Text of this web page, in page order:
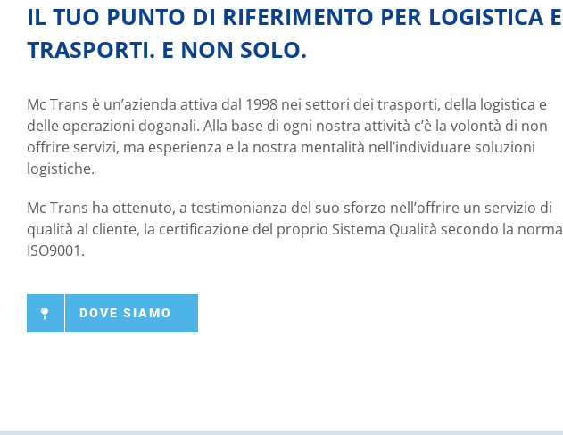
IL TUO PUNTO DI RIFERIMENTO PER LOGISTICA E
TRASPORTI. E NON SOLO.
Mc Trans è un’azienda attiva dal 1998 nei settori dei trasporti, della logistica e
delle operazioni doganali. Alla base di ogni nostra attività c’è la volontà di non
offrire servizi, ma esperienza e la nostra mentalità nell’individuare soluzioni
logistiche.
Mc Trans ha ottenuto, a testimonianza del suo sforzo nell’offrire un servizio di
qualità al cliente, la certificazione del proprio Sistema Qualità secondo la norma
ISO9001.
DOVE SIAMO